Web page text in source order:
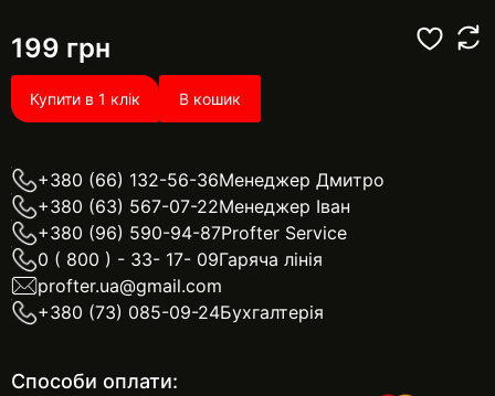
199 грн
Купити в 1 клік В кошик
+380 (66) 132-56-36Менеджер Дмитро
+380 (63) 567-07-22Менеджер Іван
+380 (96) 590-94-87Profter Service
0 ( 800 ) - 33- 17- 09Гаряча лінія
profter.ua@gmail.com
+380 (73) 085-09-24Бухгалтерія
Способи оплати: